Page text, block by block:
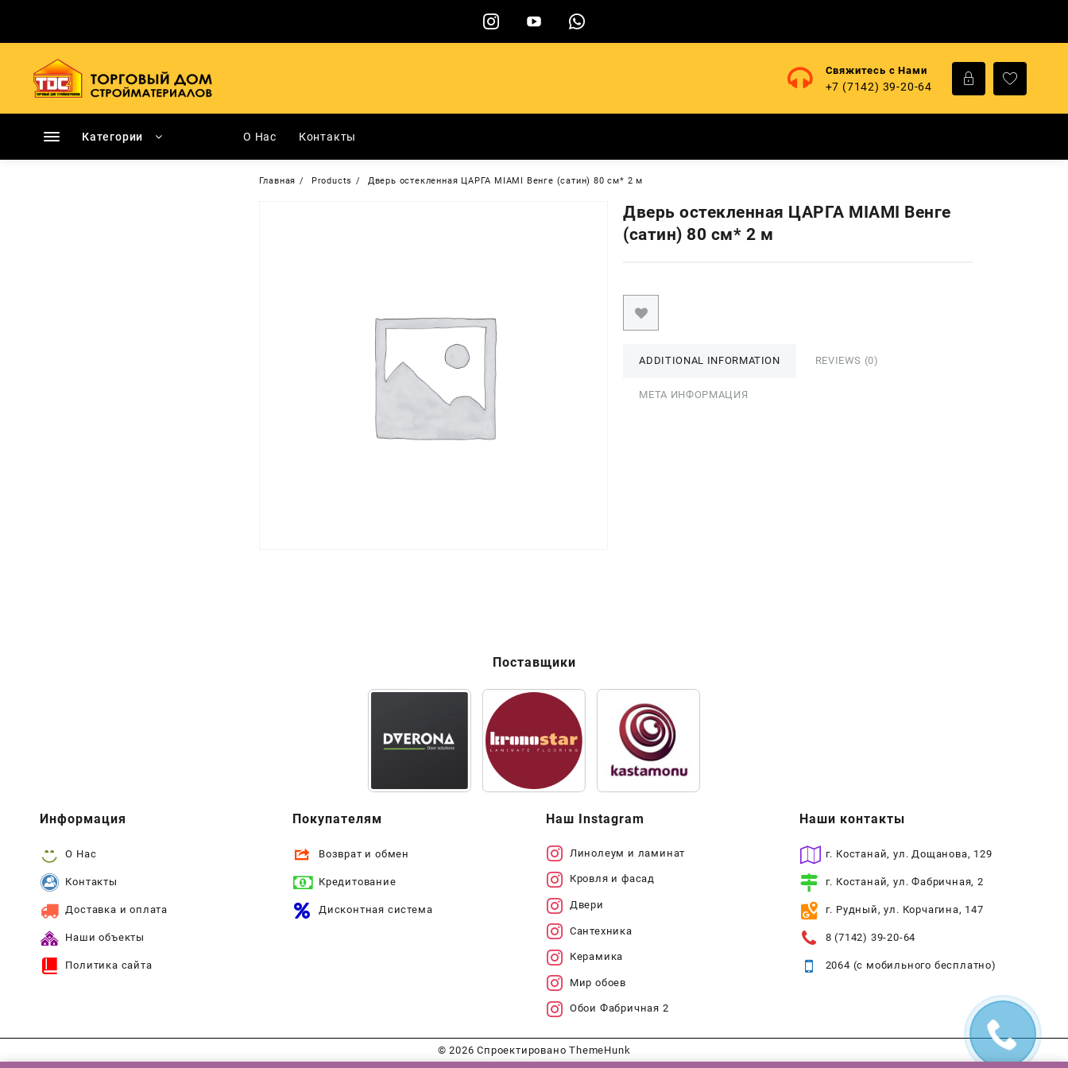
содержимому
Свяжитесь с Нами
+7 (7142) 39-20-64
Категории О Нас Контакты
Главная Products Дверь остекленная ЦАРГА MIAMI Венге (сатин) 80 см* 2 м
Дверь остекленная ЦАРГА MIAMI Венге
(сатин) 80 см* 2 м
ADDITIONAL INFORMATION REVIEWS (0)
МЕТА ИНФОРМАЦИЯ
Поставщики
Информация
О Нас
Контакты
Доставка и оплата
Наши объекты
Политика сайта
Покупателям
Возврат и обмен
Кредитование
Дисконтная система
Наш Instagram
Линолеум и ламинат
Кровля и фасад
Двери
Сантехника
Керамика
Мир обоев
Обои Фабричная 2
Наши контакты
г. Костанай, ул. Дощанова, 129
г. Костанай, ул. Фабричная, 2
г. Рудный, ул. Корчагина, 147
8 (7142) 39-20-64
2064 (с мобильного бесплатно)
© 2026Спроектировано ThemeHunk